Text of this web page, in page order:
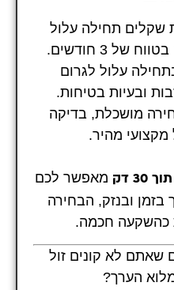
שקלים תחילה עלול
להתגלות כהוצאה יקרה בטווח של 3 חודשים.
עלול לגרום
ובעיות בטיחות.
מושכלת, בדיקה
מקצועי מהיר.
דק
מאפשר לכם
ובנזק, הבחירה
כהשקעה חכמה.
שאתם לא קונים זול
הערך?